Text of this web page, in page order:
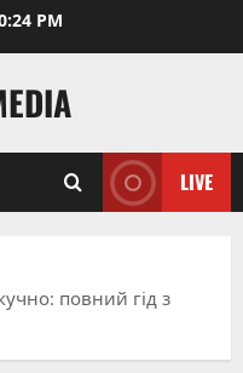
PM
LIVE
повний гід з